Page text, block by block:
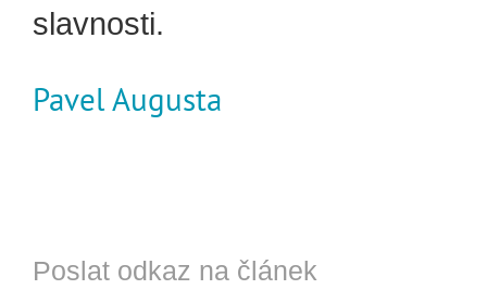
slavnosti.
Pavel Augusta
Poslat odkaz na článek